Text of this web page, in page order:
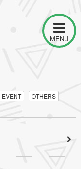
MENU
EVENT
OTHERS